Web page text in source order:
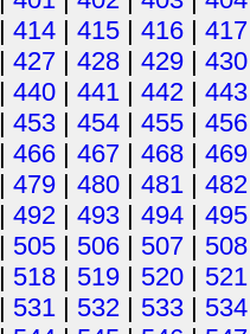
| 414 | 415 | 416 | 417
| 427 | 428 | 429 | 430
| 440 | 441 | 442 | 443
| 453 | 454 | 455 | 456
| 466 | 467 | 468 | 469
| 479 | 480 | 481 | 482
| 492 | 493 | 494 | 495
| 505 | 506 | 507 | 508
| 518 | 519 | 520 | 521
| 531 | 532 | 533 | 534